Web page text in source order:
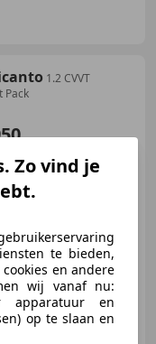
1.2 CVVT
Pack
Zo vind je
te bieden,
en andere
wij vanaf nu:
apparatuur en
op te slaan en